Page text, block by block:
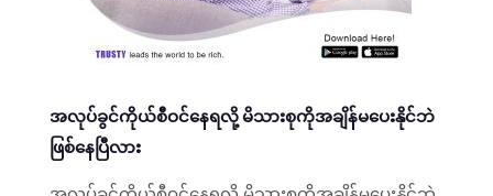
အလုပ်ခွင်ကိုယ်စီဝင်နေရလို့ မိသားစုကိုအချိန်မပေးနိုင်ဘဲ
ဖြစ်နေပြီလား